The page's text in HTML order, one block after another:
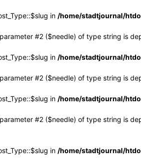
in /home/stadtjournal/
#2 ($needle) of type string is
in /home/stadtjournal/
#2 ($needle) of type string is
in /home/stadtjournal/
#2 ($needle) of type string is
in /home/stadtjournal/